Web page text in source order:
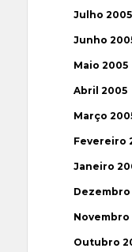
Julho 2005
Junho
Maio 2005
Abril 2005
Março
Fevereiro
Janeiro
Dezembro
Novembro
Outubro